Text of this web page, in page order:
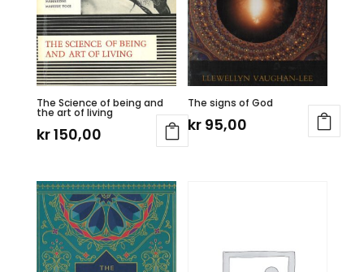
The Science of being and
the art of living
kr150,00
The signs of God
kr 95,00